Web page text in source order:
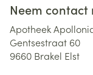
Neem contact
Apotheek
Gentsestraat 60
9660 Brakel Elst